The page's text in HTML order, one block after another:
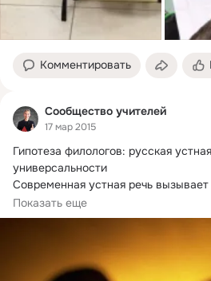
Комментировать
Сообщество учителей
17 мар 2015
Гипотеза филологов: русская
универсальности
Современная устная речь
специалистов...
Показать еще